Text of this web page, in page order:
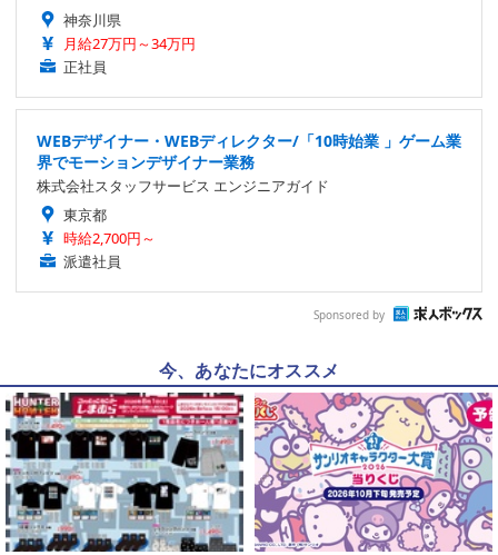
神奈川県
月給27万円～34万円
正社員
WEBデザイナー・WEBディレクター/「10時始業 」ゲーム業
界でモーションデザイナー業務
株式会社スタッフサービス エンジニアガイド
東京都
時給2,700円～
派遣社員
Sponsored by
今、あなたにオススメ